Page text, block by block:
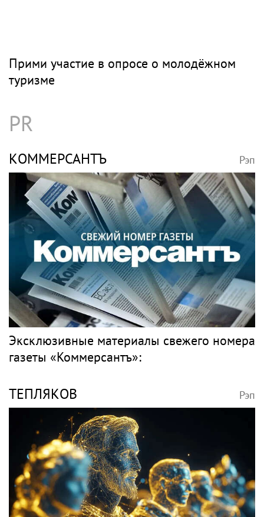
Прими участие в опросе о молодёжном
туризме
PR
КОММЕРСАНТЪ Рэп
Эксклюзивные материалы свежего номера
газеты «Коммерсантъ»:
ТЕПЛЯКОВ Рэп